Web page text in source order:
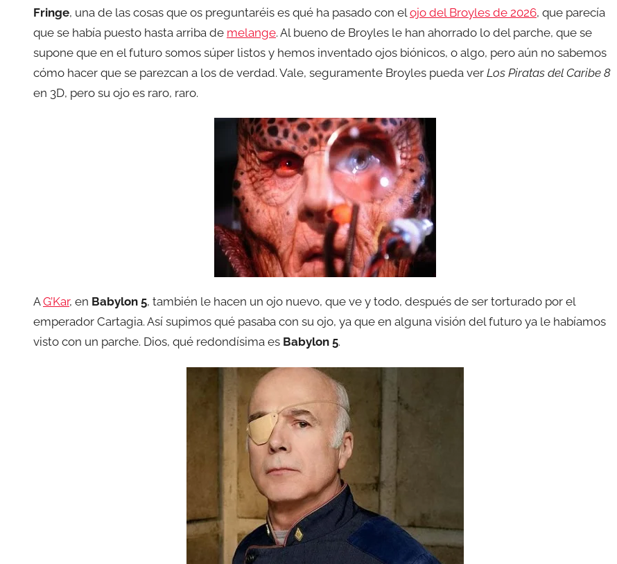
Fringe, una de las cosas que os preguntaréis es qué ha pasado con el ojo del Broyles de 2026, que parecía
que se había puesto hasta arriba de melange. Al bueno de Broyles le han ahorrado lo del parche, que se
supone que en el futuro somos súper listos y hemos inventado ojos biónicos, o algo, pero aún no sabemos
cómo hacer que se parezcan a los de verdad. Vale, seguramente Broyles pueda ver Los Piratas del Caribe 8
en 3D, pero su ojo es raro, raro.
AG’Kar, en Babylon 5, también le hacen un ojo nuevo, que ve y todo, después de ser torturado por el
emperador Cartagia. Así supimos qué pasaba con su ojo, ya que en alguna visión del futuro ya le habíamos
visto con un parche. Dios, qué redondísima es Babylon 5.